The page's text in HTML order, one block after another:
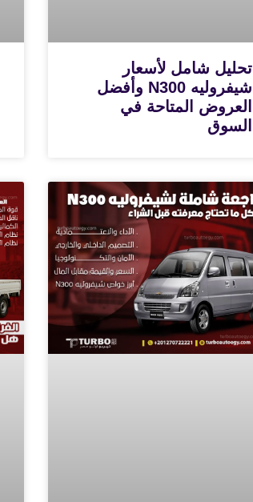
تحليل شامل لأسعار
شيفروليه N300 وأفضل
العروض المتاحة في
السوق